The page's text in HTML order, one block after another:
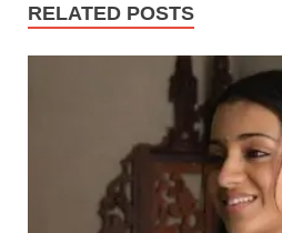
RELATED POSTS